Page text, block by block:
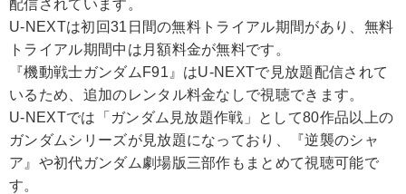
配信されています。
U-NEXTは初回31日間の無料トライアル期間があり、無料
トライアル期間中は月額料金が無料です。
『機動戦士ガンダムF91』はU-NEXTで見放題配信されて
いるため、追加のレンタル料金なしで視聴できます。
U-NEXTでは「ガンダム見放題作戦」として80作品以上の
ガンダムシリーズが見放題になっており、『逆襲のシャ
ア』や初代ガンダム劇場版三部作もまとめて視聴可能で
す。